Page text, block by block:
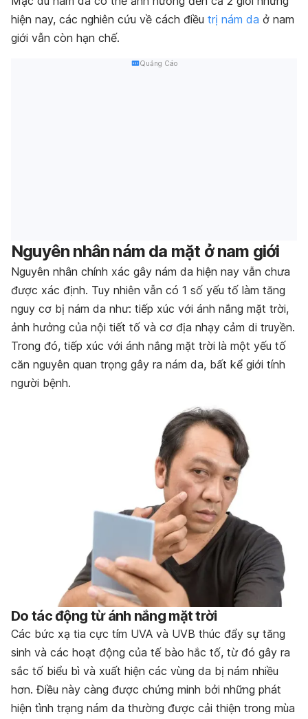
hiện nay, các nghiên cứu về cách điều trị nám da ở nam
giới vẫn còn hạn chế.
Quảng Cáo
Nguyên nhân nám da mặt ở nam giới
Nguyên nhân chính xác gây nám da hiện nay vẫn chưa
được xác định. Tuy nhiên vẫn có 1 số yếu tố làm tăng
nguy cơ bị nám da như: tiếp xúc với ánh nắng mặt trời,
ảnh hưởng của nội tiết tố và cơ địa nhạy cảm di truyền.
Trong đó, tiếp xúc với ánh nắng mặt trời là một yếu tố
căn nguyên quan trọng gây ra nám da, bất kể giới tính
người bệnh.
Do tác động từ ánh nắng mặt trời
Các bức xạ tia cực tím UVA và UVB thúc đẩy sự tăng
sinh và các hoạt động của tế bào hắc tố, từ đó gây ra
sắc tố biểu bì và xuất hiện các vùng da bị nám nhiều
hơn. Điều này càng được chứng minh bởi những phát
hiện tình trạng nám da thường được cải thiện trong mùa